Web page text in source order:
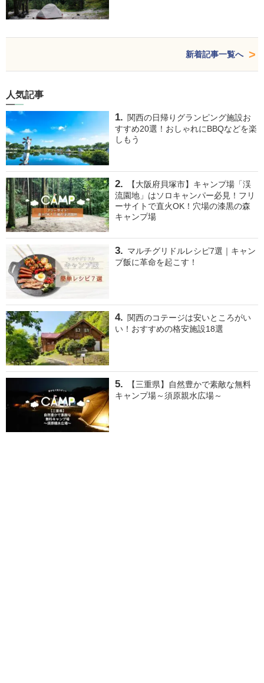
新着記事一覧へ
人気記事
関西の日帰りグランピング施設お
すすめ20選！おしゃれにBBQなどを楽
しもう
【大阪府貝塚市】キャンプ場「渓
流園地」はソロキャンパー必見！フリ
ーサイトで直火OK！穴場の漆黒の森
キャンプ場
マルチグリドルレシピ7選｜キャン
プ飯に革命を起こす！
関西のコテージは安いところがい
い！おすすめの格安施設18選
【三重県】自然豊かで素敵な無料
キャンプ場～須原親水広場～